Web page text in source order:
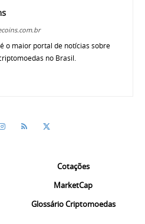
o maior portal de notícias sobre
no Brasil.
Cotações
MarketCap
Glossário Criptomoedas